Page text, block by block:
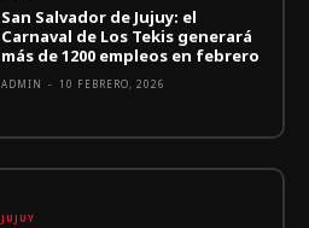
San Salvador de Jujuy: el
Carnaval de Los Tekis generará
más de 1200 empleos en febrero
ADMIN - 10 FEBRERO, 2026
JUJUY